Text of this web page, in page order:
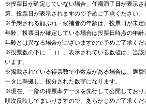
※投票日が確定していない場合、任期満了日が表示さ
第、投票日が表示されますので予めご了承ください。
※予想される顔ぶれ・候補者の年齢は、投票日が未定
年齢、投票日が確定している場合は投票日時点の年
年齢とは異なる場合がございますので予めご了承くだ
※投票数の下に「（）」表示されている数値は、当該
います。
※掲載されている得票数で小数点がある場合は、選挙
ータに準拠し、按分された数字になります。
※現在、一部の得票率データを先行して公開しており
順次反映してまいりますので、あらかじめご了承くだ